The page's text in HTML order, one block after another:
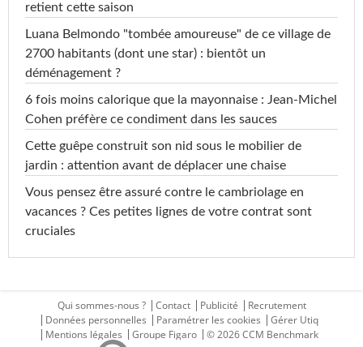
retient cette saison
Luana Belmondo "tombée amoureuse" de ce village de
2700 habitants (dont une star) : bientôt un
déménagement ?
6 fois moins calorique que la mayonnaise : Jean-Michel
Cohen préfère ce condiment dans les sauces
Cette guêpe construit son nid sous le mobilier de
jardin : attention avant de déplacer une chaise
Vous pensez être assuré contre le cambriolage en
vacances ? Ces petites lignes de votre contrat sont
cruciales
Qui sommes-nous ? Contact Publicité
Recrutement
Données personnelles
Paramétrer les cookies
Gérer Utiq
Mentions légales
Groupe Figaro © 2026 CCM Benchmark